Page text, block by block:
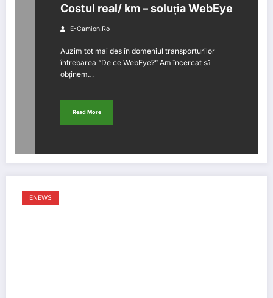
Costul real/ km – soluția WebEye
E-Camion.ro
Auzim tot mai des în domeniul transporturilor
întrebarea “De ce WebEye?” Am încercat să
obținem…
Read More
ENEWS